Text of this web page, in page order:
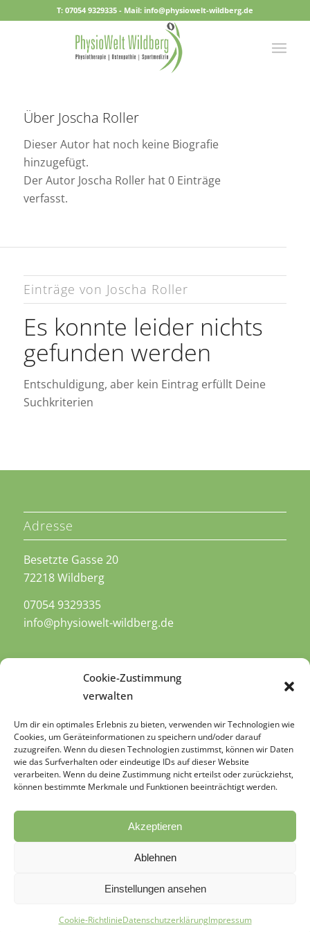
Cookie-Zustimmung
verwalten
Um dir ein optimales Erlebnis zu bieten, verwenden wir Technologien wie
Cookies, um Geräteinformationen zu speichern und/oder darauf
zuzugreifen. Wenn du diesen Technologien zustimmst, können wir Daten
wie das Surfverhalten oder eindeutige IDs auf dieser Website
verarbeiten. Wenn du deine Zustimmung nicht erteilst oder zurückziehst,
können bestimmte Merkmale und Funktionen beeinträchtigt werden.
Akzeptieren
Ablehnen
Einstellungen ansehen
Cookie-RichtlinieDatenschutzerklärungImpressum
T: 07054 9329335 - Mail: info@physiowelt-wildberg.de
Über Joscha Roller
Dieser Autor hat noch keine Biografie
hinzugefügt.
Der Autor Joscha Rollerhat 0 Einträge
verfasst.
Einträge von Joscha Roller
Es konnte leider nichts
gefunden werden
Entschuldigung, aber kein Eintrag erfüllt Deine
Suchkriterien
Adresse
Besetzte Gasse 20
72218 Wildberg
07054 9329335
info@physiowelt-wildberg.de
Öffnungszeiten
Mo: 8:00-12:00 und 12:30-21:00
Di: 8:00-16:00
Mi: 7:30-12:00 und 13:30-21:00
Do: 8:00-12:00 und 13:00-15:30
© Copyright - PhysioWelt Wildberg |Impressum|Datenschutz